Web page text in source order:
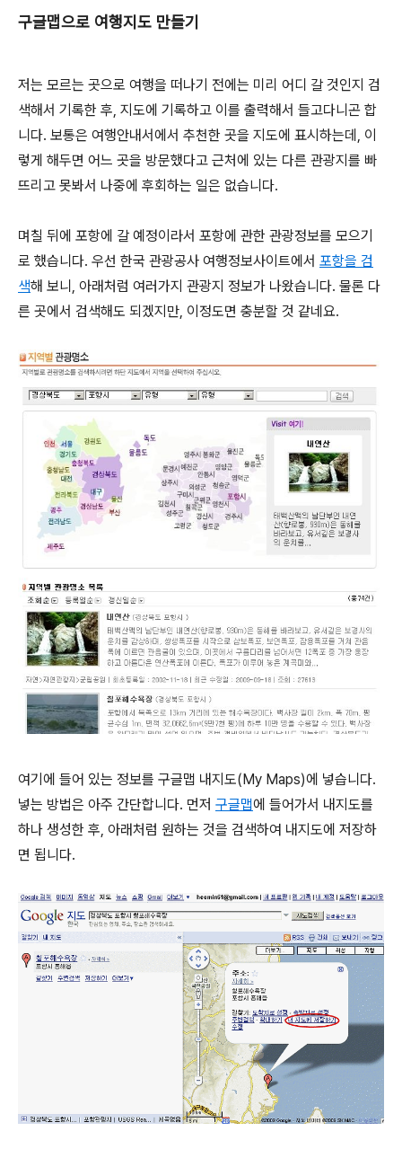
구글맵으로 여행지도 만들기
저는 모르는 곳으로 여행을 떠나기 전에는 미리 어디 갈 것인지 검
색해서 기록한 후, 지도에 기록하고 이를 출력해서 들고다니곤 합
니다. 보통은 여행안내서에서 추천한 곳을 지도에 표시하는데, 이
렇게 해두면 어느 곳을 방문했다고 근처에 있는 다른 관광지를 빠
뜨리고 못봐서 나중에 후회하는 일은 없습니다.
며칠 뒤에 포항에 갈 예정이라서 포항에 관한 관광정보를 모으기
로 했습니다. 우선 한국 관광공사 여행정보사이트에서 포항을 검
색해 보니, 아래처럼 여러가지 관광지 정보가 나왔습니다. 물론 다
른 곳에서 검색해도 되겠지만, 이정도면 충분할 것 같네요.
여기에 들어 있는 정보를 구글맵 내지도(My Maps)에 넣습니다.
넣는 방법은 아주 간단합니다. 먼저 구글맵에 들어가서 내지도를
하나 생성한 후, 아래처럼 원하는 것을 검색하여 내지도에 저장하
면 됩니다.